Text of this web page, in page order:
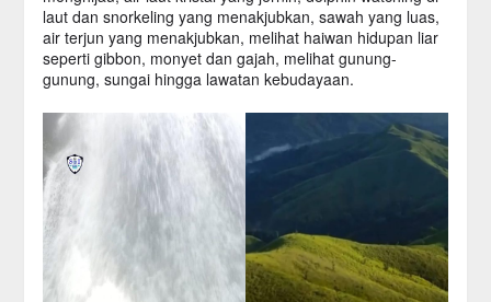
laut dan snorkeling yang menakjubkan, sawah yang luas,
air terjun yang menakjubkan, melihat haiwan hidupan liar
seperti gibbon, monyet dan gajah, melihat gunung-
gunung, sungai hingga lawatan kebudayaan.